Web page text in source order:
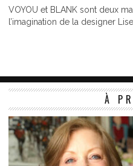
VOYOU et BLANK sont deux
l’imagination de la designer
À